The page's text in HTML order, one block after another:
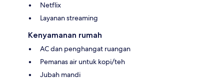
Netflix
Layanan streaming
Kenyamanan rumah
AC dan penghangat ruangan
Pemanas air untuk kopi/teh
Jubah mandi